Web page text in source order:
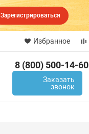
Зарегистрироваться
Избранное
8 (800) 500-14-60
Заказать
звонок